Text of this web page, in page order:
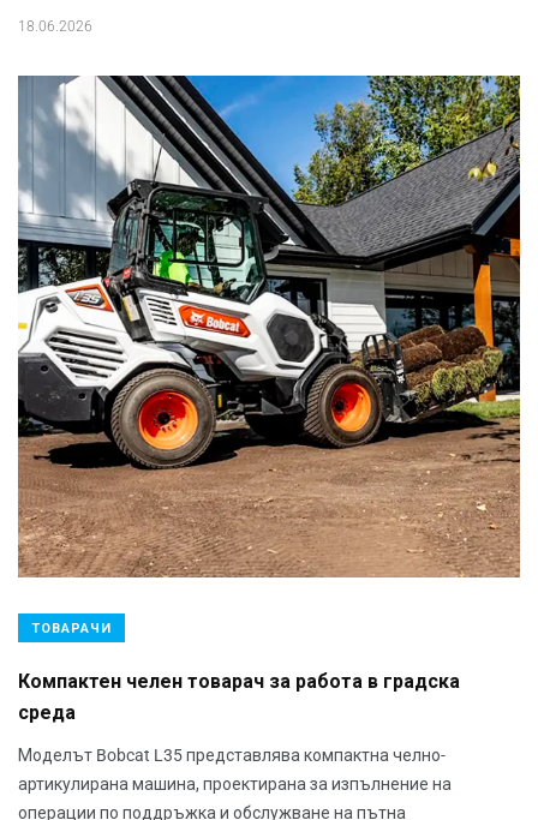
18.06.2026
ТОВАРАЧИ
Компактен челен товарач за работа в градска
среда
Моделът Bobcat L35 представлява компактна челно-
артикулирана машина, проектирана за изпълнение на
операции по поддръжка и обслужване на пътна